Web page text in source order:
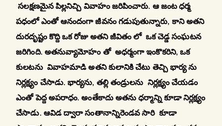
సలక్షణమైన పిల్లనిచ్చి వివాహం జరిపించారు. ఆ జంట ధర్మ
పధంలో ఎంతో ఆనందంగా జీవనం గడుపుతున్నారు, కాని అతని
దురదృష్టం కొద్ది ఒక రోజు అతని జీవితం లో ఒక చెడ్డ సంఘటన
జరిగింది. అతనువ్యామోహం తో అధర్మంగా ఇంకొకరిని, ఒక
కులటను వివాహమాడి అతని కులానికి చేటు తెచ్చి భార్య ను
నిర్లక్ష్యం చేసాడు. భార్యను, తల్లి తండ్రులను నిర్లక్ష్యం చేయడం
ఎంతో పెద్ద అపరాధం. అంతేకాదు అతను ధర్మాన్ని కూడా నిర్లక్ష్యం
చేసాడు. ఆవిడ ద్వారా సంతానాన్నిరెండవ సారి కూడా